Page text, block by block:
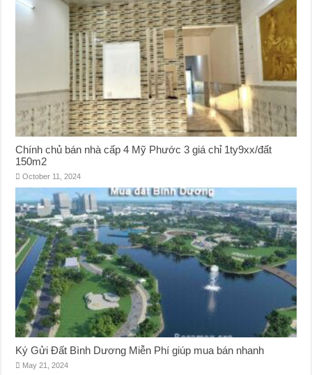
Chính chủ bán nhà cấp 4 Mỹ Phước 3 giá chỉ 1ty9xx/đất
150m2
October 11, 2024
Ký Gửi Đất Bình Dương Miễn Phí giúp mua bán nhanh
May 21, 2024